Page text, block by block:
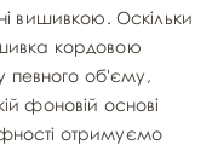
вишивкою. Оскільки
кордовою
певного об'єму,
фоновій основі
отримуємо